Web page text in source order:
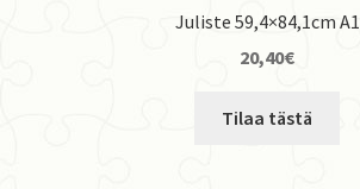
Juliste 59,4×84,1cm A1
20,40€
Tilaa tästä